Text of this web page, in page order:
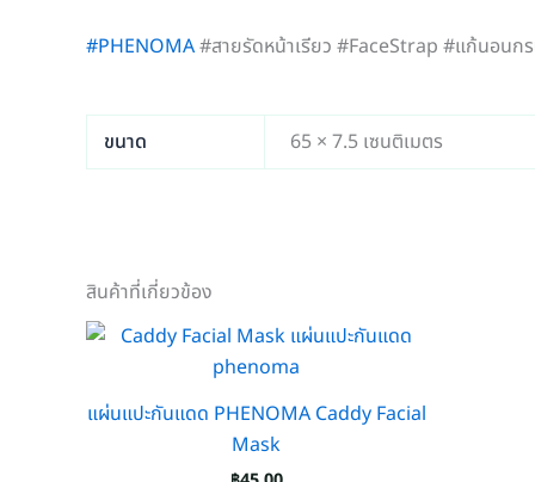
#PHENOMA#สายรัดหน้าเรียว #FaceStrap #แก้นอน
ขนาด 65 × 7.5 เซนติเมตร
สินค้าที่เกี่ยวข้อง
แผ่นแปะกันแดด PHENOMA Caddy Facial
Mask